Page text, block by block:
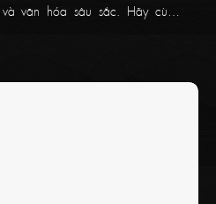
văn hóa sâu sắc. Hãy cùng